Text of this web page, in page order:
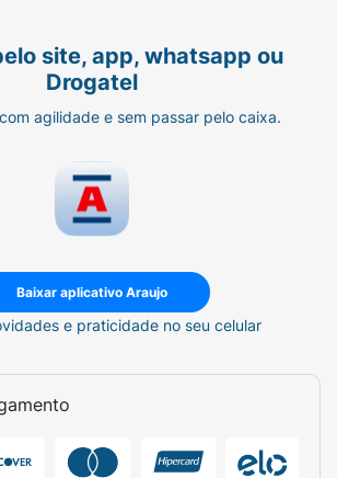
site, app, whatsapp ou
Drogatel
agilidade e sem passar pelo caixa.
Baixar aplicativo Araujo
e praticidade no seu celular